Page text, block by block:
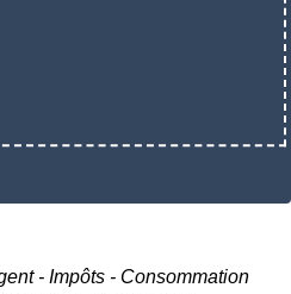
- Impôts - Consommation